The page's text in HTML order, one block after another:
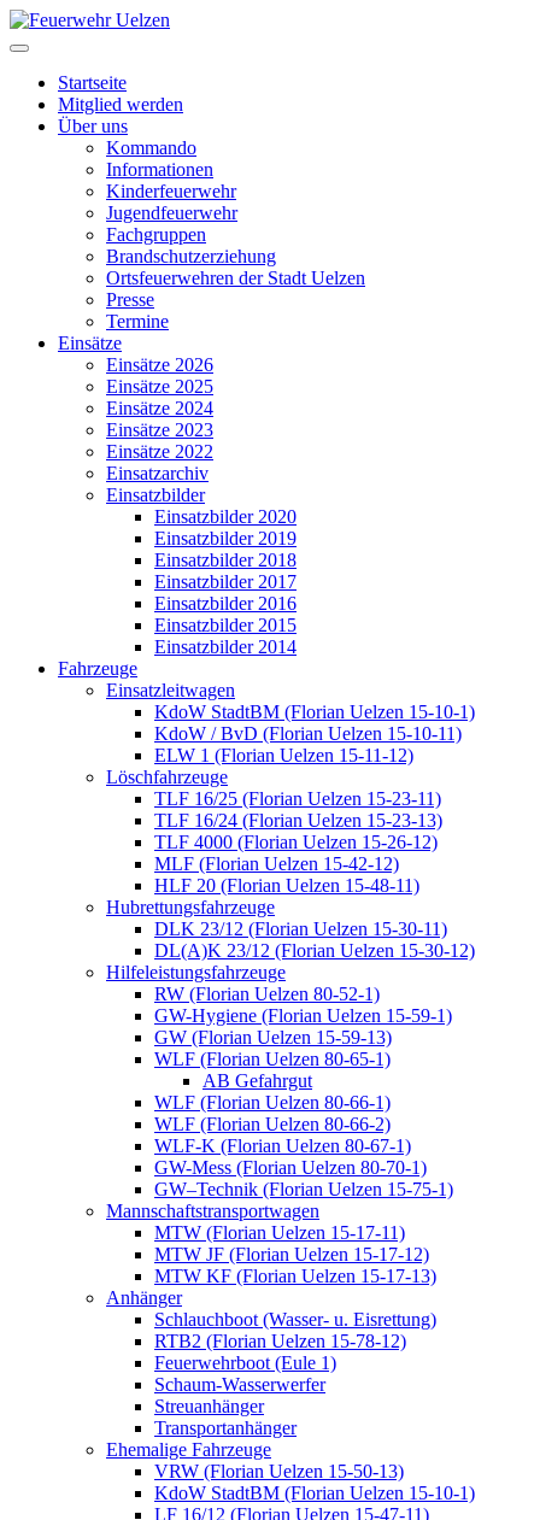
Startseite
Mitglied werden
Über uns
Kommando
Informationen
Kinderfeuerwehr
Jugendfeuerwehr
Fachgruppen
Brandschutzerziehung
Ortsfeuerwehren der Stadt Uelzen
Presse
Termine
Einsätze
Einsätze 2026
Einsätze 2025
Einsätze 2024
Einsätze 2023
Einsätze 2022
Einsatzarchiv
Einsatzbilder
Einsatzbilder 2020
Einsatzbilder 2019
Einsatzbilder 2018
Einsatzbilder 2017
Einsatzbilder 2016
Einsatzbilder 2015
Einsatzbilder 2014
Fahrzeuge
Einsatzleitwagen
KdoW StadtBM (Florian Uelzen 15-10-1)
KdoW / BvD (Florian Uelzen 15-10-11)
ELW 1 (Florian Uelzen 15-11-12)
Löschfahrzeuge
TLF 16/25 (Florian Uelzen 15-23-11)
TLF 16/24 (Florian Uelzen 15-23-13)
TLF 4000 (Florian Uelzen 15-26-12)
MLF (Florian Uelzen 15-42-12)
HLF 20 (Florian Uelzen 15-48-11)
Hubrettungsfahrzeuge
DLK 23/12 (Florian Uelzen 15-30-11)
DL(A)K 23/12 (Florian Uelzen 15-30-12)
Hilfeleistungsfahrzeuge
RW (Florian Uelzen 80-52-1)
GW-Hygiene (Florian Uelzen 15-59-1)
GW (Florian Uelzen 15-59-13)
WLF (Florian Uelzen 80-65-1)
AB Gefahrgut
WLF (Florian Uelzen 80-66-1)
WLF (Florian Uelzen 80-66-2)
WLF-K (Florian Uelzen 80-67-1)
GW-Mess (Florian Uelzen 80-70-1)
GW–Technik (Florian Uelzen 15-75-1)
Mannschaftstransportwagen
MTW (Florian Uelzen 15-17-11)
MTW JF (Florian Uelzen 15-17-12)
MTW KF (Florian Uelzen 15-17-13)
Anhänger
Schlauchboot (Wasser- u. Eisrettung)
RTB2 (Florian Uelzen 15-78-12)
Feuerwehrboot (Eule 1)
Schaum-Wasserwerfer
Streuanhänger
Transportanhänger
Ehemalige Fahrzeuge
VRW (Florian Uelzen 15-50-13)
KdoW StadtBM (Florian Uelzen 15-10-1)
LF 16/12 (Florian Uelzen 15-47-11)